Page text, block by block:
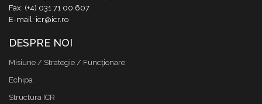
Fax: (+4) 031 71 00 607
E-mail: icr@icr.ro
DESPRE NOI
Misiune / Strategie / Funcţionare
Echipa
Structura ICR